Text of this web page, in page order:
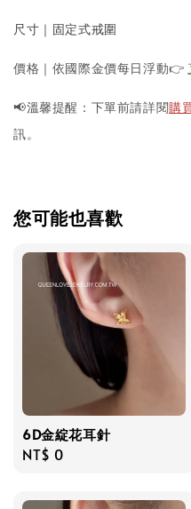
尺寸｜固定式戒圍
價格｜依國際金價每日浮動👉
📢溫馨提醒：下單前請詳閱購
訊。
您可能也喜歡
6D金綻花耳針
Regular
NT$ 0